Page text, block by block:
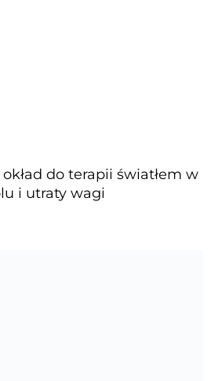
do terapii światłem w
i utraty wagi